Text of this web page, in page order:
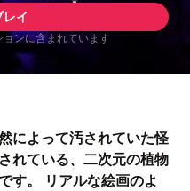
イ
ンに含まれています
によって汚されていた怪
れている、二次元の植物
す。 リアルな絵画のよ